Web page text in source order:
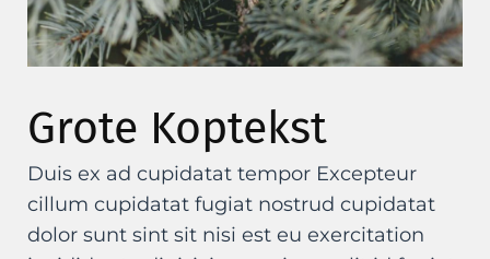
Grote Koptekst
Duis ex ad cupidatat tempor Excepteur
cillum cupidatat fugiat nostrud cupidatat
dolor sunt sint sit nisi est eu exercitation